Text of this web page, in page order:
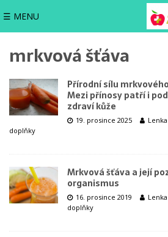
☰ MENU
mrkvová šťáva
Přírodní sílu
Mezi přínosy patří i
zdraví kůže
19. prosince 2025
doplňky
Mrkvová šťáva a její
organismus
16. prosince 2019
doplňky